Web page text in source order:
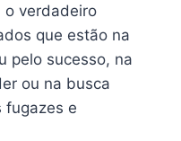
o verdadeiro
que estão na
pelo sucesso, na
ou na busca
fugazes e